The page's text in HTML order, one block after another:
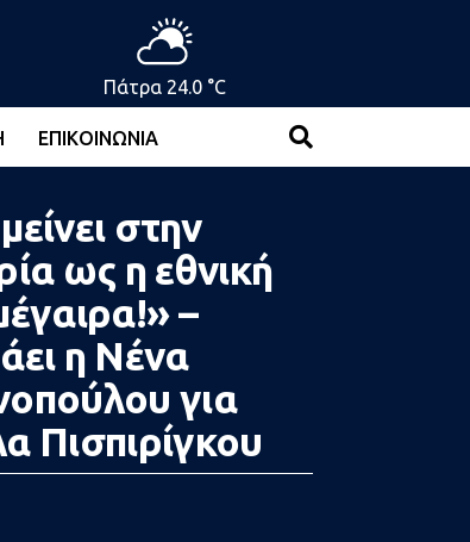
Πάτρα 24.0 °C
ΕΠΙΚΟΙΝΩΝΊΑ
στην
ως η εθνική
–
η Νένα
για
Πισπιρίγκου